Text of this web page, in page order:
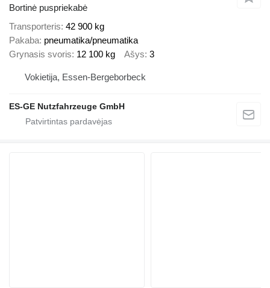
Bortinė puspriekabė
Transporteris 42 900 kg
Pakaba pneumatika/pneumatika
Grynasis svoris 12 100 kg Ašys 3
Vokietija, Essen-Bergeborbeck
ES-GE Nutzfahrzeuge GmbH